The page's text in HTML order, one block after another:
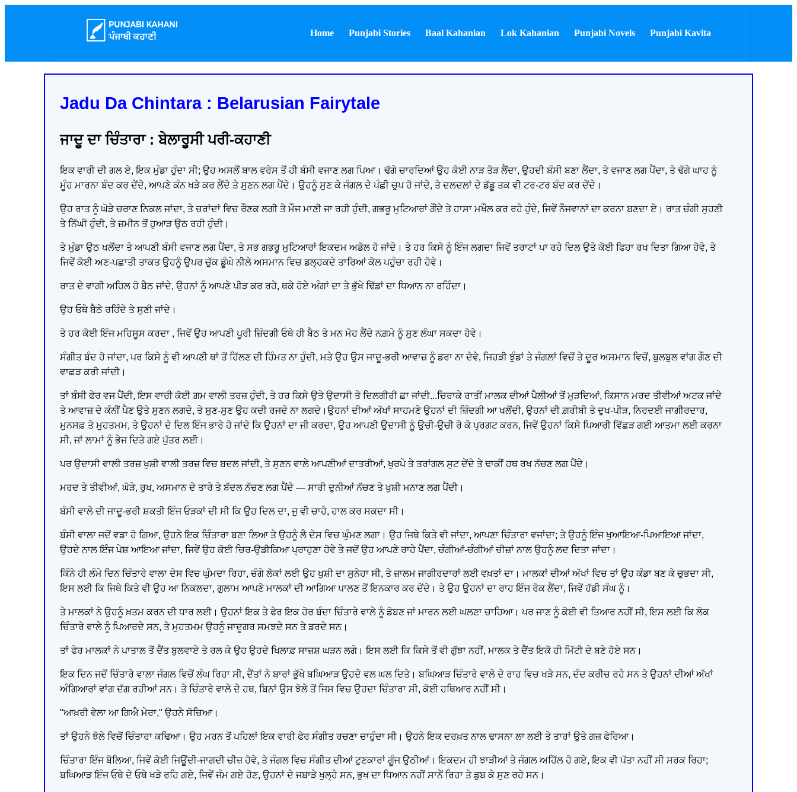
Home Punjabi Stories Baal Kahanian Lok Kahanian Punjabi Novels Punjabi Kavita
Jadu Da Chintara : Belarusian Fairytale
ਜਾਦੂ ਦਾ ਚਿੰਤਾਰਾ : ਬੇਲਾਰੂਸੀ ਪਰੀ-ਕਹਾਣੀ
ਇਕ ਵਾਰੀ ਦੀ ਗਲ ਏ, ਇਕ ਮੁੰਡਾ ਹੁੰਦਾ ਸੀ; ਉਹ ਅਸਲੋਂ ਬਾਲ ਵਰੇਸ ਤੋਂ ਹੀ ਬੰਸੀ ਵਜਾਣ ਲਗ ਪਿਆ। ਢੱਗੇ ਚਾਰਦਿਆਂ ਉਹ ਕੋਈ ਨਾੜ ਤੋੜ ਲੈਂਦਾ, ਉਹਦੀ ਬੰਸੀ ਬਣਾ ਲੈਂਦਾ, ਤੇ ਵਜਾਣ ਲਗ ਪੈਂਦਾ, ਤੇ ਢੱਗੇ ਘਾਹ ਨੂੰ
ਮੂੰਹ ਮਾਰਨਾ ਬੰਦ ਕਰ ਦੇਂਦੇ, ਆਪਣੇ ਕੰਨ ਖੜੇ ਕਰ ਲੈਂਦੇ ਤੇ ਸੁਣਨ ਲਗ ਪੈਂਦੇ। ਉਹਨੂੰ ਸੁਣ ਕੇ ਜੰਗਲ ਦੇ ਪੰਛੀ ਚੁਪ ਹੋ ਜਾਂਦੇ, ਤੇ ਦਲਦਲਾਂ ਦੇ ਡੱਡੂ ਤਕ ਵੀ ਟਰ-ਟਰ ਬੰਦ ਕਰ ਦੇਂਦੇ।
ਉਹ ਰਾਤ ਨੂੰ ਘੋੜੇ ਚਰਾਣ ਨਿਕਲ ਜਾਂਦਾ, ਤੇ ਚਰਾਂਦਾਂ ਵਿਚ ਰੌਣਕ ਲਗੀ ਤੇ ਮੌਜ ਮਾਣੀ ਜਾ ਰਹੀ ਹੁੰਦੀ, ਗਭਰੂ ਮੁਟਿਆਰਾਂ ਗੌਂਦੇ ਤੇ ਹਾਸਾ ਮਖੌਲ ਕਰ ਰਹੇ ਹੁੰਦੇ, ਜਿਵੇਂ ਨੌਜਵਾਨਾਂ ਦਾ ਕਰਨਾ ਬਣਦਾ ਏ। ਰਾਤ ਚੰਗੀ ਸੁਹਣੀ
ਤੇ ਨਿੱਘੀ ਹੁੰਦੀ, ਤੇ ਜ਼ਮੀਨ ਤੋਂ ਹੁਆੜ ਉਠ ਰਹੀ ਹੁੰਦੀ।
ਤੇ ਮੁੰਡਾ ਉਠ ਖਲੋਂਦਾ ਤੇ ਆਪਣੀ ਬੰਸੀ ਵਜਾਣ ਲਗ ਪੈਂਦਾ, ਤੇ ਸਭ ਗਭਰੂ ਮੁਟਿਆਰਾਂ ਇਕਦਮ ਅਡੋਲ ਹੋ ਜਾਂਦੇ। ਤੇ ਹਰ ਕਿਸੇ ਨੂੰ ਇੰਜ ਲਗਦਾ ਜਿਵੇਂ ਤਰਾਟਾਂ ਪਾ ਰਹੇ ਦਿਲ ਉਤੇ ਕੋਈ ਫਿਹਾ ਰਖ ਦਿਤਾ ਗਿਆ ਹੋਵੇ, ਤੇ
ਜਿਵੇਂ ਕੋਈ ਅਣ-ਪਛਾਤੀ ਤਾਕਤ ਉਹਨੂੰ ਉਪਰ ਚੁੱਕ ਡੂੰਘੇ ਨੀਲੇ ਅਸਮਾਨ ਵਿਚ ਡਲ੍ਹਕਦੇ ਤਾਰਿਆਂ ਕੋਲ ਪਹੁੰਚਾ ਰਹੀ ਹੋਵੇ।
ਰਾਤ ਦੇ ਵਾਗੀ ਅਹਿਲ ਹੋ ਬੈਠ ਜਾਂਦੇ, ਉਹਨਾਂ ਨੂੰ ਆਪਣੇ ਪੀੜ ਕਰ ਰਹੇ, ਥਕੇ ਹੋਏ ਅੰਗਾਂ ਦਾ ਤੇ ਭੁੱਖੇ ਢਿੱਡਾਂ ਦਾ ਧਿਆਨ ਨਾ ਰਹਿੰਦਾ।
ਉਹ ਓਥੇ ਬੈਠੇ ਰਹਿੰਦੇ ਤੇ ਸੁਣੀ ਜਾਂਦੇ।
ਤੇ ਹਰ ਕੋਈ ਇੰਜ ਮਹਿਸੂਸ ਕਰਦਾ , ਜਿਵੇਂ ਉਹ ਆਪਣੀ ਪੂਰੀ ਜ਼ਿੰਦਗੀ ਓਥੇ ਹੀ ਬੈਠ ਤੇ ਮਨ ਮੋਹ ਲੈਂਦੇ ਨਗ਼ਮੇ ਨੂੰ ਸੁਣ ਲੰਘਾ ਸਕਦਾ ਹੋਵੇ।
ਸੰਗੀਤ ਬੰਦ ਹੋ ਜਾਂਦਾ, ਪਰ ਕਿਸੇ ਨੂੰ ਵੀ ਆਪਣੀ ਥਾਂ ਤੋਂ ਹਿੱਲਣ ਦੀ ਹਿੰਮਤ ਨਾ ਹੁੰਦੀ, ਮਤੇ ਉਹ ਉਸ ਜਾਦੂ-ਭਰੀ ਆਵਾਜ਼ ਨੂੰ ਡਰਾ ਨਾ ਦੇਵੇ, ਜਿਹੜੀ ਝੁੰਡਾਂ ਤੇ ਜੰਗਲਾਂ ਵਿਚੋਂ ਤੇ ਦੂਰ ਅਸਮਾਨ ਵਿਚੋਂ, ਬੁਲਬੁਲ ਵਾਂਗ ਗੌਣ ਦੀ
ਵਾਛੜ ਕਰੀ ਜਾਂਦੀ।
ਤਾਂ ਬੰਸੀ ਫੇਰ ਵਜ ਪੈਂਦੀ, ਇਸ ਵਾਰੀ ਕੋਈ ਗ਼ਮ ਵਾਲੀ ਤਰਜ਼ ਹੁੰਦੀ, ਤੇ ਹਰ ਕਿਸੇ ਉਤੇ ਉਦਾਸੀ ਤੇ ਦਿਲਗੀਰੀ ਛਾ ਜਾਂਦੀ...ਚਿਰਾਕੇ ਰਾਤੀਂ ਮਾਲਕ ਦੀਆਂ ਪੈਲੀਆਂ ਤੋਂ ਮੁੜਦਿਆਂ, ਕਿਸਾਨ ਮਰਦ ਤੀਵੀਆਂ ਅਟਕ ਜਾਂਦੇ
ਤੇ ਆਵਾਜ਼ ਦੇ ਕੰਨੀਂ ਪੈਣ ਉਤੇ ਸੁਣਨ ਲਗਦੇ, ਤੇ ਸੁਣ-ਸੁਣ ਉਹ ਕਦੀ ਰਜਦੇ ਨਾ ਲਗਦੇ।ਉਹਨਾਂ ਦੀਆਂ ਅੱਖਾਂ ਸਾਹਮਣੇ ਉਹਨਾਂ ਦੀ ਜ਼ਿੰਦਗੀ ਆ ਖਲੋਂਦੀ, ਉਹਨਾਂ ਦੀ ਗ਼ਰੀਬੀ ਤੇ ਦੁਖ-ਪੀੜ, ਨਿਰਦਈ ਜਾਗੀਰਦਾਰ,
ਮੁਨਸਫ਼ ਤੇ ਮੁਹਤਮਮ, ਤੇ ਉਹਨਾਂ ਦੇ ਦਿਲ ਇੰਜ ਭਾਰੇ ਹੋ ਜਾਂਦੇ ਕਿ ਉਹਨਾਂ ਦਾ ਜੀ ਕਰਦਾ, ਉਹ ਆਪਣੀ ਉਦਾਸੀ ਨੂੰ ਉਚੀ-ਉਚੀ ਰੋ ਕੇ ਪ੍ਰਗਟ ਕਰਨ, ਜਿਵੇਂ ਉਹਨਾਂ ਕਿਸੇ ਪਿਆਰੀ ਵਿੱਛੜ ਗਈ ਆਤਮਾ ਲਈ ਕਰਨਾ
ਸੀ, ਜਾਂ ਲਾਮਾਂ ਨੂੰ ਭੇਜ ਦਿਤੇ ਗਏ ਪੁੱਤਰ ਲਈ।
ਪਰ ਉਦਾਸੀ ਵਾਲੀ ਤਰਜ਼ ਖੁਸ਼ੀ ਵਾਲੀ ਤਰਜ਼ ਵਿਚ ਬਦਲ ਜਾਂਦੀ, ਤੇ ਸੁਣਨ ਵਾਲੇ ਆਪਣੀਆਂ ਦਾਤਰੀਆਂ, ਖੁਰਪੇ ਤੇ ਤਰਾਂਗਲ ਸੁਟ ਦੇਂਦੇ ਤੇ ਢਾਕੀਂ ਹਥ ਰਖ ਨੱਚਣ ਲਗ ਪੈਂਦੇ।
ਮਰਦ ਤੇ ਤੀਵੀਆਂ, ਘੋੜੇ, ਰੁਖ, ਅਸਮਾਨ ਦੇ ਤਾਰੇ ਤੇ ਬੱਦਲ ਨੱਚਣ ਲਗ ਪੈਂਦੇ — ਸਾਰੀ ਦੁਨੀਆਂ ਨੱਚਣ ਤੇ ਖੁਸ਼ੀ ਮਨਾਣ ਲਗ ਪੈਂਦੀ।
ਬੰਸੀ ਵਾਲੇ ਦੀ ਜਾਦੂ-ਭਰੀ ਸ਼ਕਤੀ ਇੰਜ ਓੜਕਾਂ ਦੀ ਸੀ ਕਿ ਉਹ ਦਿਲ ਦਾ, ਜੁ ਵੀ ਚਾਹੇ, ਹਾਲ ਕਰ ਸਕਦਾ ਸੀ।
ਬੰਸੀ ਵਾਲਾ ਜਦੋਂ ਵਡਾ ਹੋ ਗਿਆ, ਉਹਨੇ ਇਕ ਚਿੰਤਾਰਾ ਬਣਾ ਲਿਆ ਤੇ ਉਹਨੂੰ ਲੈ ਦੇਸ ਵਿਚ ਘੁੰਮਣ ਲਗਾ। ਉਹ ਜਿਥੇ ਕਿਤੇ ਵੀ ਜਾਂਦਾ, ਆਪਣਾ ਚਿੰਤਾਰਾ ਵਜਾਂਦਾ; ਤੇ ਉਹਨੂੰ ਇੰਜ ਖੁਆਇਆ-ਪਿਆਇਆ ਜਾਂਦਾ,
ਉਹਦੇ ਨਾਲ ਇੰਜ ਪੇਸ਼ ਆਇਆ ਜਾਂਦਾ, ਜਿਵੇਂ ਉਹ ਕੋਈ ਚਿਰ-ਉਡੀਕਿਆ ਪ੍ਰਾਹੁਣਾ ਹੋਵੇ ਤੇ ਜਦੋਂ ਉਹ ਆਪਣੇ ਰਾਹੇ ਪੈਂਦਾ, ਚੰਗੀਆਂ-ਚੰਗੀਆਂ ਚੀਜ਼ਾਂ ਨਾਲ ਉਹਨੂੰ ਲਦ ਦਿਤਾ ਜਾਂਦਾ।
ਕਿੰਨੇ ਹੀ ਲੰਮੇ ਦਿਨ ਚਿੰਤਾਰੇ ਵਾਲਾ ਦੇਸ ਵਿਚ ਘੁੰਮਦਾ ਰਿਹਾ, ਚੰਗੇ ਲੋਕਾਂ ਲਈ ਉਹ ਖੁਸ਼ੀ ਦਾ ਸੁਨੇਹਾ ਸੀ, ਤੇ ਜ਼ਾਲਮ ਜਾਗੀਰਦਾਰਾਂ ਲਈ ਵਖ਼ਤਾਂ ਦਾ। ਮਾਲਕਾਂ ਦੀਆਂ ਅੱਖਾਂ ਵਿਚ ਤਾਂ ਉਹ ਕੰਡਾ ਬਣ ਕੇ ਚੁਭਦਾ ਸੀ,
ਇਸ ਲਈ ਕਿ ਜਿਥੇ ਕਿਤੇ ਵੀ ਉਹ ਆ ਨਿਕਲਦਾ, ਗੁਲਾਮ ਆਪਣੇ ਮਾਲਕਾਂ ਦੀ ਆਗਿਆ ਪਾਲਣ ਤੋਂ ਇਨਕਾਰ ਕਰ ਦੇਂਦੇ। ਤੇ ਉਹ ਉਹਨਾਂ ਦਾ ਰਾਹ ਇੰਜ ਰੋਕ ਲੈਂਦਾ, ਜਿਵੇਂ ਹੱਡੀ ਸੰਘ ਨੂੰ।
ਤੇ ਮਾਲਕਾਂ ਨੇ ਉਹਨੂੰ ਖ਼ਤਮ ਕਰਨ ਦੀ ਧਾਰ ਲਈ। ਉਹਨਾਂ ਇਕ ਤੇ ਫੇਰ ਇਕ ਹੋਰ ਬੰਦਾ ਚਿੰਤਾਰੇ ਵਾਲੇ ਨੂੰ ਡੋਬਣ ਜਾਂ ਮਾਰਨ ਲਈ ਘਲਣਾ ਚਾਹਿਆ। ਪਰ ਜਾਣ ਨੂੰ ਕੋਈ ਵੀ ਤਿਆਰ ਨਹੀਂ ਸੀ, ਇਸ ਲਈ ਕਿ ਲੋਕ
ਚਿੰਤਾਰੇ ਵਾਲੇ ਨੂੰ ਪਿਆਰਦੇ ਸਨ, ਤੇ ਮੁਹਤਮਮ ਉਹਨੂੰ ਜਾਦੂਗਰ ਸਮਝਦੇ ਸਨ ਤੇ ਡਰਦੇ ਸਨ।
ਤਾਂ ਫੇਰ ਮਾਲਕਾਂ ਨੇ ਪਾਤਾਲ ਤੋਂ ਦੈਂਤ ਬੁਲਵਾਏ ਤੇ ਰਲ ਕੇ ਉਹ ਉਹਦੇ ਖਿਲਾਫ਼ ਸਾਜ਼ਸ਼ ਘੜਨ ਲਗੇ। ਇਸ ਲਈ ਕਿ ਕਿਸੇ ਤੋਂ ਵੀ ਗੁੱਝਾ ਨਹੀਂ, ਮਾਲਕ ਤੇ ਦੈਂਤ ਇਕੋ ਹੀ ਮਿੱਟੀ ਦੇ ਬਣੇ ਹੋਏ ਸਨ।
ਇਕ ਦਿਨ ਜਦੋਂ ਚਿੰਤਾਰੇ ਵਾਲਾ ਜੰਗਲ ਵਿਚੋਂ ਲੰਘ ਰਿਹਾ ਸੀ, ਦੈਂਤਾਂ ਨੇ ਬਾਰਾਂ ਭੁੱਖੇ ਬਘਿਆੜ ਉਹਦੇ ਵਲ ਘਲ ਦਿਤੇ। ਬਘਿਆੜ ਚਿੰਤਾਰੇ ਵਾਲੇ ਦੇ ਰਾਹ ਵਿਚ ਖੜੇ ਸਨ, ਦੰਦ ਕਰੀਚ ਰਹੇ ਸਨ ਤੇ ਉਹਨਾਂ ਦੀਆਂ ਅੱਖਾਂ
ਅੰਗਿਆਰਾਂ ਵਾਂਗ ਦੱਗ ਰਹੀਆਂ ਸਨ। ਤੇ ਚਿੰਤਾਰੇ ਵਾਲੇ ਦੇ ਹਥ, ਬਿਨਾਂ ਉਸ ਝੋਲੇ ਤੋਂ ਜਿਸ ਵਿਚ ਉਹਦਾ ਚਿੰਤਾਰਾ ਸੀ, ਕੋਈ ਹਥਿਆਰ ਨਹੀਂ ਸੀ।
"ਆਖ਼ਰੀ ਵੇਲਾ ਆ ਗਿਐ ਮੇਰਾ," ਉਹਨੇ ਸੋਚਿਆ।
ਤਾਂ ਉਹਨੇ ਝੋਲੇ ਵਿਚੋਂ ਚਿੰਤਾਰਾ ਕਢਿਆ। ਉਹ ਮਰਨ ਤੋਂ ਪਹਿਲਾਂ ਇਕ ਵਾਰੀ ਫੇਰ ਸੰਗੀਤ ਰਚਣਾ ਚਾਹੁੰਦਾ ਸੀ। ਉਹਨੇ ਇਕ ਦਰਖ਼ਤ ਨਾਲ ਢਾਸਨਾ ਲਾ ਲਈ ਤੇ ਤਾਰਾਂ ਉਤੇ ਗਜ਼ ਫੇਰਿਆ।
ਚਿੰਤਾਰਾ ਇੰਜ ਬੋਲਿਆ, ਜਿਵੇਂ ਕੋਈ ਜਿਊਂਦੀ-ਜਾਗਦੀ ਚੀਜ਼ ਹੋਵੇ, ਤੇ ਜੰਗਲ ਵਿਚ ਸੰਗੀਤ ਦੀਆਂ ਟੁਣਕਾਰਾਂ ਗੂੰਜ ਉਠੀਆਂ। ਇਕਦਮ ਹੀ ਝਾੜੀਆਂ ਤੇ ਜੰਗਲ ਅਹਿੱਲ ਹੋ ਗਏ, ਇਕ ਵੀ ਪੱਤਾ ਨਹੀਂ ਸੀ ਸਰਕ ਰਿਹਾ;
ਬਘਿਆੜ ਇੰਜ ਓਥੇ ਦੇ ਓਥੇ ਖੜੇ ਰਹਿ ਗਏ, ਜਿਵੇਂ ਜੰਮ ਗਏ ਹੋਣ, ਉਹਨਾਂ ਦੇ ਜਬਾੜੇ ਖੁਲ੍ਹੇ ਸਨ, ਭੁਖ ਦਾ ਧਿਆਨ ਨਹੀਂ ਸਾਨੇਂ ਰਿਹਾ ਤੇ ਡੁਬ ਕੇ ਸੁਣ ਰਹੇ ਸਨ।